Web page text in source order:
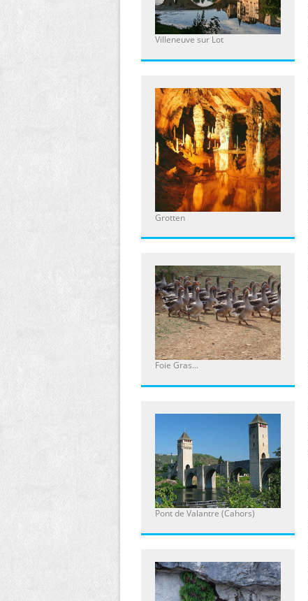
Villeneuve sur Lot
Grotten
Foie Gras...
Pont de Valantre (Cahors)